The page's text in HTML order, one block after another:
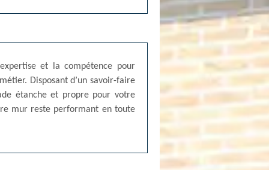
et la compétence pour
Disposant d’un savoir-faire
étanche et propre pour votre
mur reste performant en toute